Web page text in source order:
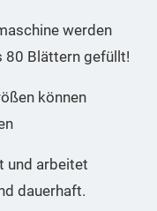
werden
80 Blättern gefüllt!
können
und arbeitet
dauerhaft.